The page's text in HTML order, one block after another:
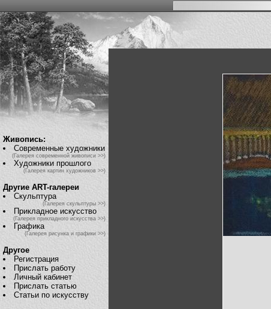
Живопись:
Современные художники
(Галерея современной живописи >>)
Художники прошлого
(Галерея картин художников >>)
Другие ART-галереи
Скульптура
(Галерея скульптуры >>)
Прикладное искусство
(Галерея прикладного искусства >>)
Графика
(Галерея рисунка и графики >>)
Другое
Регистрация
Прислать работу
Личный кабинет
Прислать статью
Статьи по искусству